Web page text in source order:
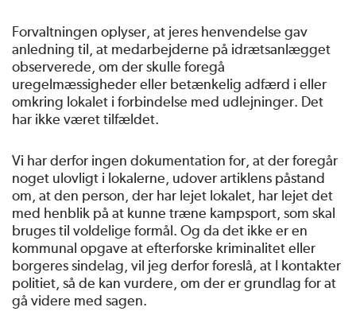
Forvaltningen oplyser, at jeres henvendelse gav
anledning til, at medarbejderne på idrætsanlægget
observerede, om der skulle foregå
uregelmæssigheder eller betænkelig adfærd i eller
omkring lokalet i forbindelse med udlejninger. Det
har ikke været tilfældet.
Vi har derfor ingen dokumentation for, at der foregår
noget ulovligt i lokalerne, udover artiklens påstand
om, at den person, der har lejet lokalet, har lejet det
med henblik på at kunne træne kampsport, som skal
bruges til voldelige formål. Og da det ikke er en
kommunal opgave at efterforske kriminalitet eller
borgeres sindelag, vil jeg derfor foreslå, at I kontakter
politiet, så de kan vurdere, om der er grundlag for at
gå videre med sagen.